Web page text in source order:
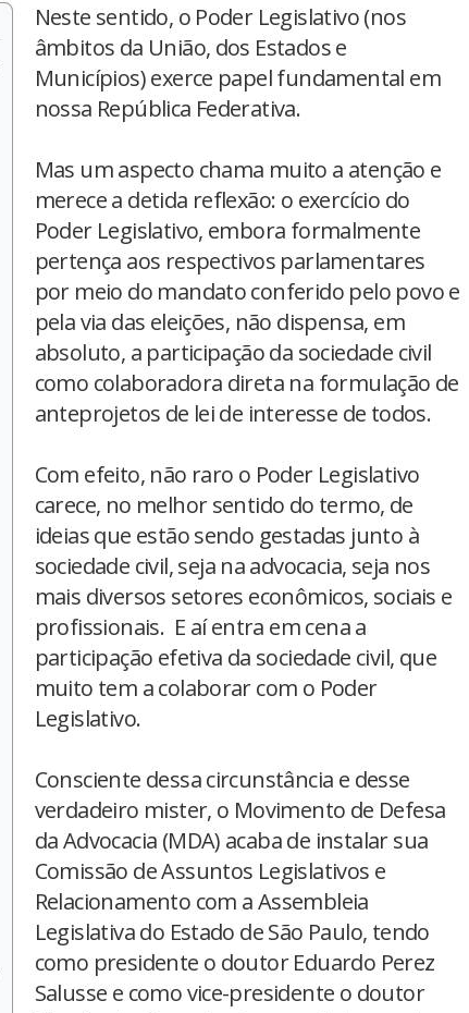
Neste sentido, o Poder Legislativo (nos
âmbitos da União, dos Estados e
Municípios) exerce papel fundamental em
nossa República Federativa.
Mas um aspecto chama muito a atenção e
merece a detida reflexão: o exercício do
Poder Legislativo, embora formalmente
pertença aos respectivos parlamentares
por meio do mandato conferido pelo povo e
pela via das eleições, não dispensa, em
absoluto, a participação da sociedade civil
como colaboradora direta na formulação de
anteprojetos de lei de interesse de todos.
Com efeito, não raro o Poder Legislativo
carece, no melhor sentido do termo, de
ideias que estão sendo gestadas junto à
sociedade civil, seja na advocacia, seja nos
mais diversos setores econômicos, sociais e
profissionais. E aí entra em cena a
participação efetiva da sociedade civil, que
muito tem a colaborar com o Poder
Legislativo.
Consciente dessa circunstância e desse
verdadeiro mister, o Movimento de Defesa
da Advocacia (MDA) acaba de instalar sua
Comissão de Assuntos Legislativos e
Relacionamento com a Assembleia
Legislativa do Estado de São Paulo, tendo
como presidente o doutor Eduardo Perez
Salusse e como vice-presidente o doutor